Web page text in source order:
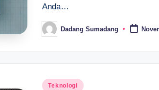
Anda…
Posted
by
Dadang Sumadang
Posted
Teknologi